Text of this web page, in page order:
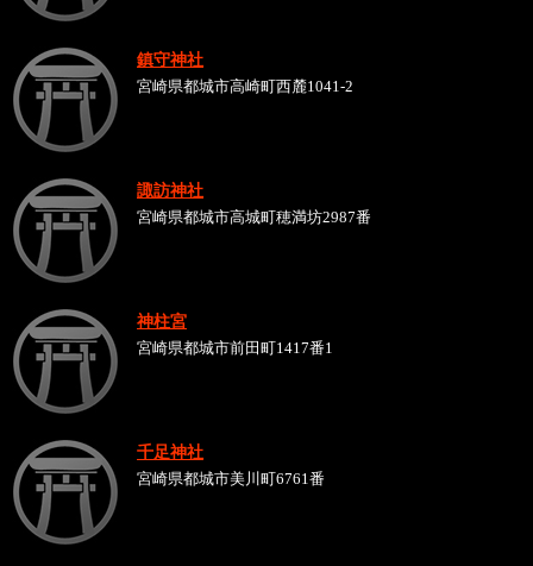
鎮守神社
宮崎県都城市高崎町西麓1041-2
諏訪神社
宮崎県都城市高城町穂満坊2987番
神柱宮
宮崎県都城市前田町1417番1
千足神社
宮崎県都城市美川町6761番